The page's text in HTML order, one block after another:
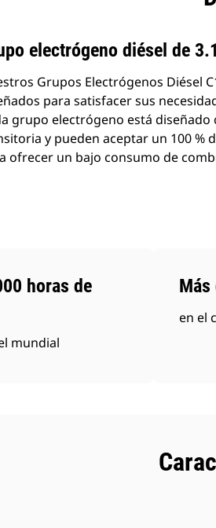
electrógeno diésel de
Grupos Electrógenos Diésel
para satisfacer sus
grupo electrógeno está
y pueden aceptar un 100 %
ofrecer un bajo consumo de
horas de
mundial
Más
en el